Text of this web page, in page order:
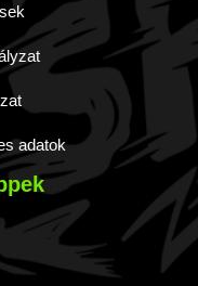
adatok